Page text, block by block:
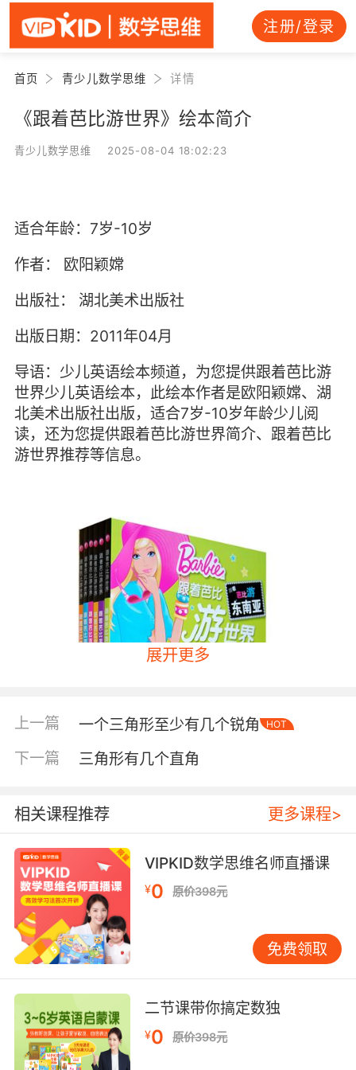
注册/登录
首页 青少儿数学思维 详情
《跟着芭比游世界》绘本简介
青少儿数学思维 2025-08-04 18:02:23
适合年龄：7岁-10岁
作者：
欧阳颖嫦
出版社：
湖北美术出版社
出版日期：2011年04月
导语：少儿英语绘本频道，为您提供跟着芭比游
世界少儿英语绘本，此绘本作者是欧阳颖嫦、湖
北美术出版社出版，适合7岁-10岁年龄少儿阅
读，还为您提供跟着芭比游世界简介、跟着芭比
游世界推荐等信息。
内容简介
堂——东南亚！这里有无数迷人的海岛：在泰国
的普吉岛，我们要戴上潜水面具，感受奇异美妙
的海底世界；在菲律宾的保和岛，我们要去看看
世界上最小的猴子，要出海寻访海豚的踪影；在
展开更多
上一篇 一个三角形至少有几个锐角 HOT
下一篇 三角形有几个直角
相关课程推荐 更多课程>
VIPKID数学思维名师直播课
¥0 原价398元
免费领取
二节课带你搞定数独
¥0 原价398元